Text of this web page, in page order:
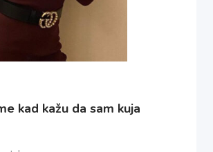
kad kažu da sam kuja